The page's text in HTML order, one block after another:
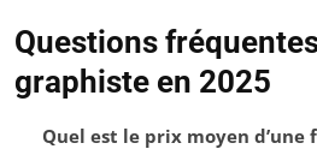
Questions
graphiste en 2025
Quel est le prix moyen